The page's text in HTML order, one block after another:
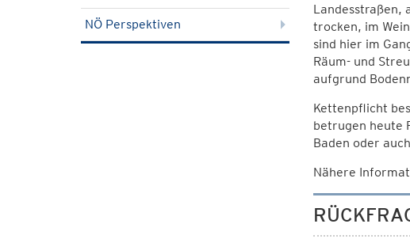
NÖ Perspektiven
Landesstraßen,
trocken, im
sind hier im
Räum- und
aufgrund
Kettenpflicht
betrugen heute
Baden oder
Nähere